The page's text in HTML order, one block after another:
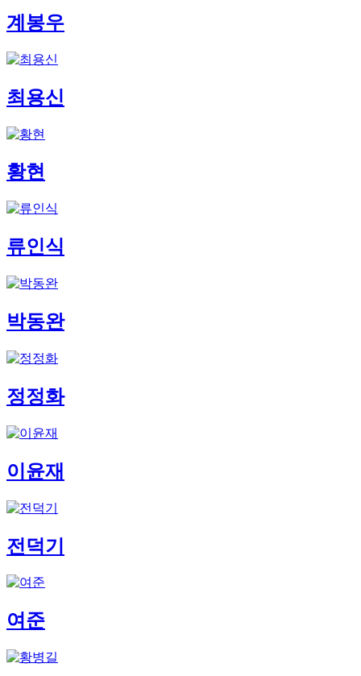
계봉우
최용신
황현
류인식
박동완
정정화
이윤재
전덕기
여준